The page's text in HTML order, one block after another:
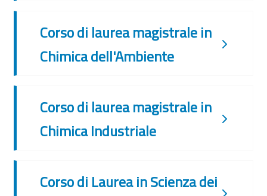
Corso di laurea magistrale in
Chimica dell'Ambiente
Corso di laurea magistrale in
Chimica Industriale
Corso di Laurea in Scienza dei